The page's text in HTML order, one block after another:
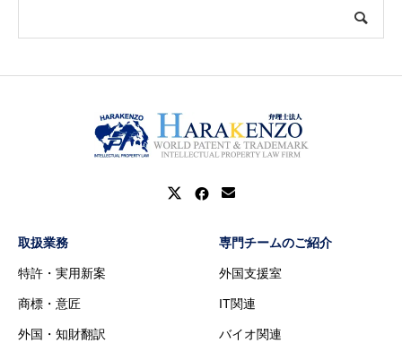
取扱業務
特許・実用新案
商標・意匠
外国・知財翻訳
専門チームのご紹介
外国支援室
IT関連
バイオ関連